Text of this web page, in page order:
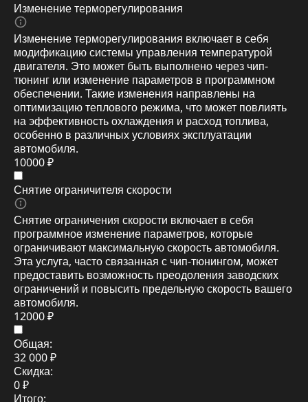
Изменение терморегулирования
Изменение терморегулирования включает в себя
модификацию системы управления температурой
двигателя. Это может быть выполнено через чип-
тюнинг или изменение параметров в программном
обеспечении. Такие изменения направлены на
оптимизацию теплового режима, что может повлиять
на эффективность охлаждения и расход топлива,
особенно в различных условиях эксплуатации
автомобиля.
10000 ₽
Снятие ограничителя скорости
Снятие ограничения скорости включает в себя
программное изменение параметров, которые
ограничивают максимальную скорость автомобиля.
Эта услуга, часто связанная с чип-тюнингом, может
предоставить возможность преодоления заводских
ограничений и повысить предельную скорость вашего
автомобиля.
12000 ₽
Общая:
32 000 ₽
Скидка:
0 ₽
Итого: